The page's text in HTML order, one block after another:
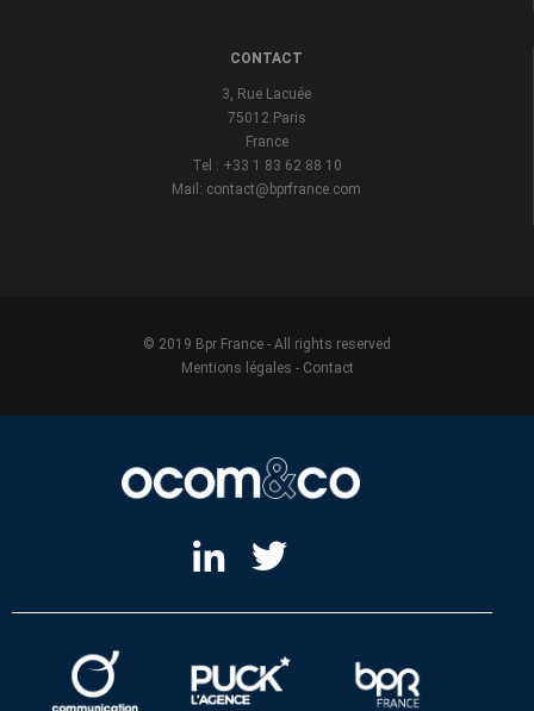
CONTACT
3, Rue Lacuée
75012 Paris
France
Tel : +33 1 83 62 88 10
Mail: contact@bprfrance.com
© 2019 Bpr France - All rights reserved
Mentions légales - Contact